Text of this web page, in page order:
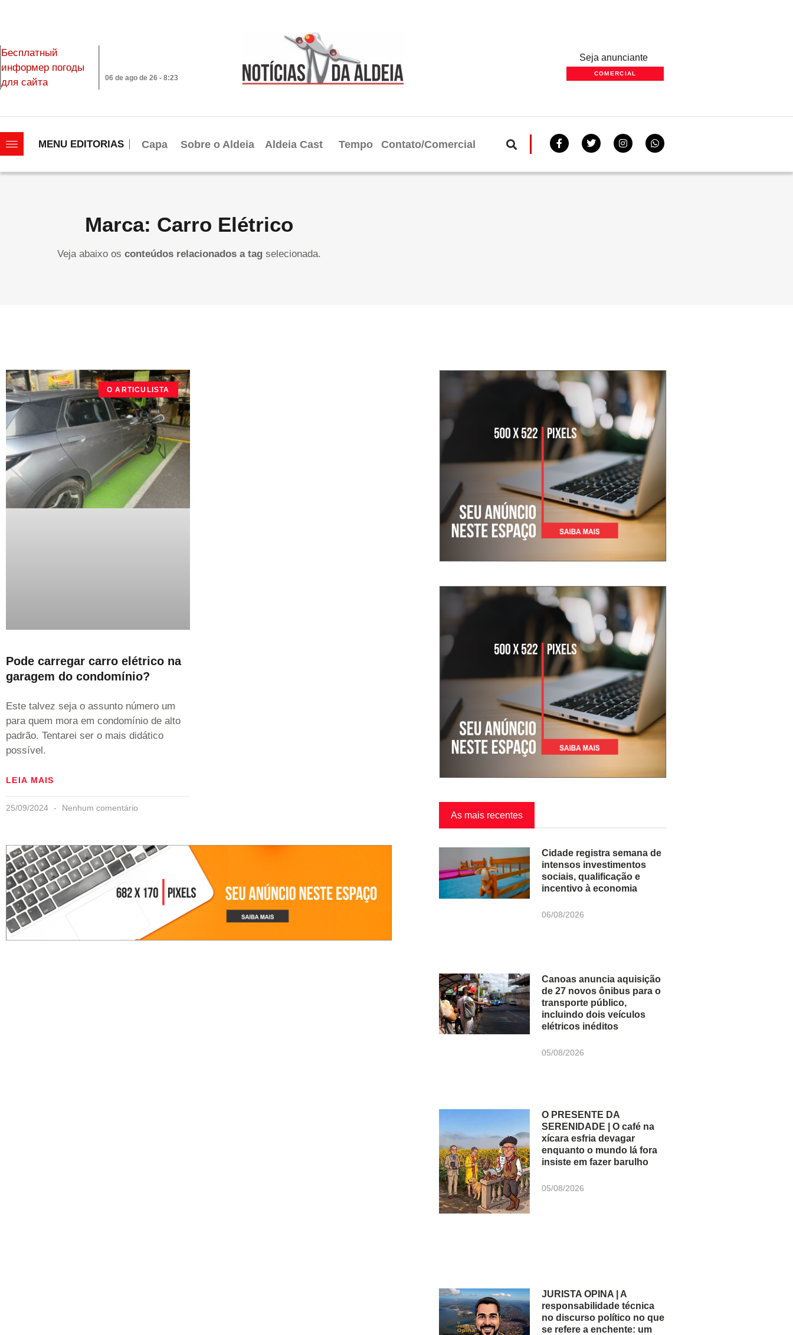
Бесплатный
информер погоды
для сайта
06 de ago de 26 - 8:23
Seja anunciante
COMERCIAL
MENU EDITORIAS Capa Sobre o Aldeia Aldeia Cast Tempo Contato/Comercial
Marca: Carro Elétrico
Veja abaixo os conteúdos relacionados a tagselecionada.
O ARTICULISTA
Pode carregar carro elétrico na
garagem do condomínio?
Este talvez seja o assunto número um
para quem mora em condomínio de alto
padrão. Tentarei ser o mais didático
possível.
LEIA MAIS
25/09/2024 Nenhum comentário
As mais recentes
Cidade registra semana de
intensos investimentos
sociais, qualificação e
incentivo à economia
06/08/2026
Canoas anuncia aquisição
de 27 novos ônibus para o
transporte público,
incluindo dois veículos
elétricos inéditos
05/08/2026
O PRESENTE DA
SERENIDADE | O café na
xícara esfria devagar
enquanto o mundo lá fora
insiste em fazer barulho
05/08/2026
JURISTA OPINA | A
responsabilidade técnica
no discurso político no que
se refere a enchente: um